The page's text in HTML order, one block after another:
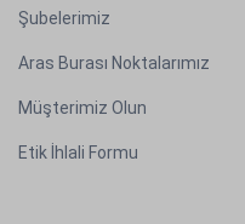
Şubelerimiz
Aras Burası Noktalarımız
Müşterimiz Olun
Etik İhlali Formu